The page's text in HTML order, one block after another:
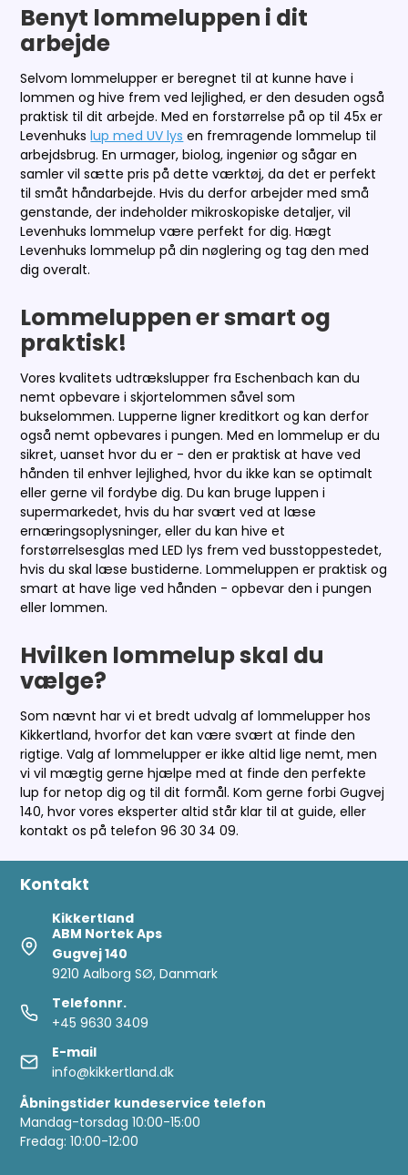
Benyt lommeluppen i dit
arbejde
Selvom lommelupper er beregnet til at kunne have i
lommen og hive frem ved lejlighed, er den desuden også
praktisk til dit arbejde. Med en forstørrelse på op til 45x er
Levenhukslup med UV lys en fremragende lommelup til
arbejdsbrug. En urmager, biolog, ingeniør og sågar en
samler vil sætte pris på dette værktøj, da det er perfekt
til småt håndarbejde. Hvis du derfor arbejder med små
genstande, der indeholder mikroskopiske detaljer, vil
Levenhuks lommelup være perfekt for dig. Hægt
Levenhuks lommelup på din nøglering og tag den med
dig overalt.
Lommeluppen er smart og
praktisk!
Vores kvalitets udtrækslupper fra Eschenbach kan du
nemt opbevare i skjortelommen såvel som
bukselommen. Lupperne ligner kreditkort og kan derfor
også nemt opbevares i pungen. Med en lommelup er du
sikret, uanset hvor du er - den er praktisk at have ved
hånden til enhver lejlighed, hvor du ikke kan se optimalt
eller gerne vil fordybe dig. Du kan bruge luppen i
supermarkedet, hvis du har svært ved at læse
ernæringsoplysninger, eller du kan hive et
forstørrelsesglas med LED lys frem ved busstoppestedet,
hvis du skal læse bustiderne. Lommeluppen er praktisk og
smart at have lige ved hånden - opbevar den i pungen
eller lommen.
Hvilken lommelup skal du
vælge?
Som nævnt har vi et bredt udvalg af lommelupper hos
Kikkertland, hvorfor det kan være svært at finde den
rigtige. Valg af lommelupper er ikke altid lige nemt, men
vi vil mægtig gerne hjælpe med at finde den perfekte
lup for netop dig og til dit formål. Kom gerne forbi Gugvej
140, hvor vores eksperter altid står klar til at guide, eller
kontakt os på telefon 96 30 34 09.
Kontakt
Kikkertland
ABM Nortek Aps
Gugvej 140
9210 Aalborg SØ, Danmark
Telefonnr.
+45 9630 3409
E-mail
info@kikkertland.dk
Åbningstider kundeservice telefon
Mandag-torsdag 10:00-15:00
Fredag: 10:00-12:00